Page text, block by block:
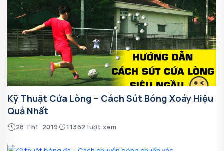
Kỹ Thuật Cứa Lòng – Cách Sút Bóng Xoáy Hiệu
Quả Nhất
28 Th1, 2019 11362 lượt xem